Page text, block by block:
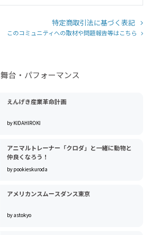
特定商取引法に基づく表記
このコミュニティへの取材や問題報告等はこちら
舞台・パフォーマンス
えんげき産業革命計画
by KIDAHIROKI
アニマルトレーナー「クロダ」と一緒に動物と
仲良くなろう！
by pookieskuroda
アメリカンスムースダンス東京
by astokyo